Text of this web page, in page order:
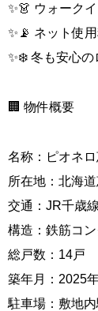
✨👗 ウォーク
✨📡 ネット使
✨❄️ 冬も安心
🏢 物件概要
名称：ピオネ
所在地：北海
交通：JR千歳
構造：鉄筋コ
総戸数：14戸
築年月：2025
駐車場：敷地